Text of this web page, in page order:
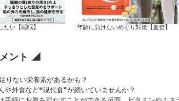
たい【睡眠】 年齢に負けないめぐり対策【血管】
ント ◢
りない栄養素があるかも？
や外食など❝現代食❞が続いていませんか？